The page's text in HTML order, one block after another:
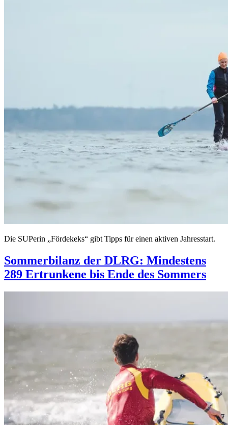
Die SUPerin „Fördekeks“ gibt Tipps für einen aktiven Jahresstart.
Sommerbilanz der DLRG: Mindestens
289 Ertrunkene bis Ende des Sommers